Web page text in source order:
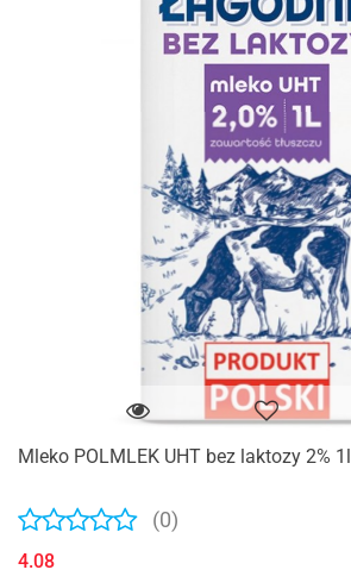
Mleko POLMLEK UHT bez laktozy 2% 1l
(0)
4.08